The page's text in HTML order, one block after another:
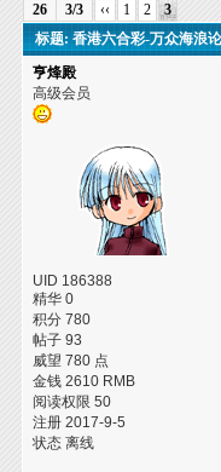
26
3/3 ‹‹ 1 2
3
标题: 香港六合彩-万众海浪
亨烽殿
高级会员
UID 186388
精华 0
积分 780
帖子 93
威望 780 点
金钱 2610 RMB
阅读权限 50
注册 2017-9-5
状态 离线